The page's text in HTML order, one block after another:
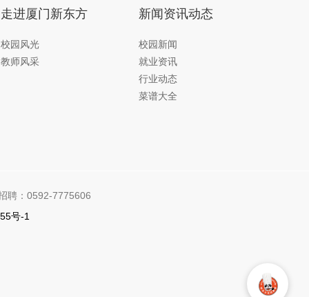
走进厦门新东方
校园风光
教师风采
新闻资讯动态
校园新闻
就业资讯
行业动态
菜谱大全
聘：0592-7775606
号-1